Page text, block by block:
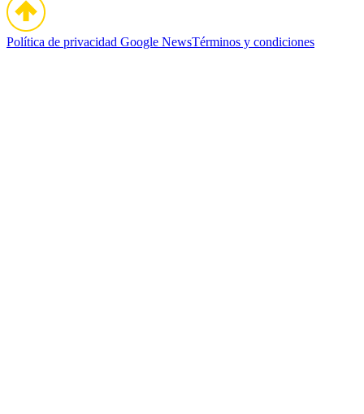
Política de privacidad Google NewsTérminos y condiciones